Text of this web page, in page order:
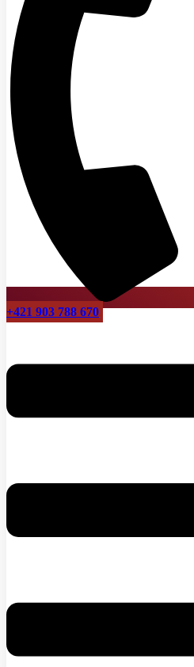
+421 903 788 670